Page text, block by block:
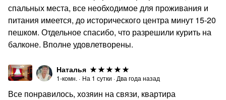
спальных места, все необходимое для проживания и
питания имеется, до исторического центра минут 15-20
пешком. Отдельное спасибо, что разрешили курить на
балконе. Вполне удовлетворены.
Наталья
1-комн. · На 1 сутки · Два года назад
Все понравилось, хозяин на связи, квартира